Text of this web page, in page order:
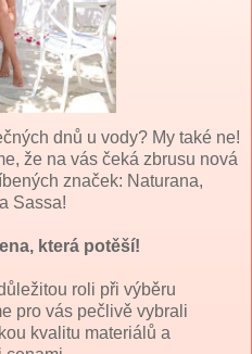
dnů u vody? My také ne!
že na vás čeká zbrusu nová
značek: Naturana,
Sassa!
která potěší!
roli při výběru
pro vás pečlivě vybrali
kvalitu materiálů a